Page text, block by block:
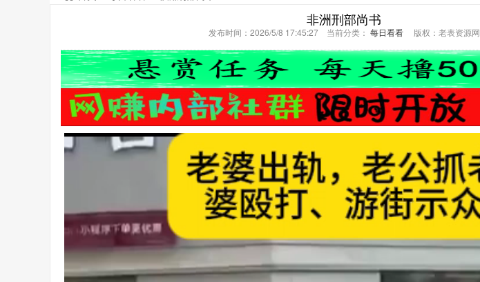
非洲刑部尚书
发布时间：2026/5/8 17:45:27 当前分类： 每日看看版权：老表资源网